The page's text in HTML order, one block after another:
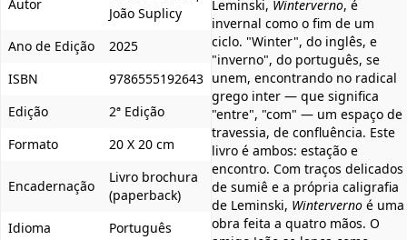
Autor
João Suplicy
Ano de Edição
2025
ISBN
9786555192643
Edição
2ª Edição
Formato
20 X 20 cm
Encadernação
Livro brochura
(paperback)
Idioma
Português
Leminski, Winterverno, é
invernal como o fim de um
ciclo. "Winter", do inglês, e
"inverno", do português, se
unem, encontrando no radical
grego inter — que significa
"entre", "com" — um espaço de
travessia, de confluência. Este
livro é ambos: estação e
encontro. Com traços delicados
de sumiê e a própria caligrafia
de Leminski, Winterverno é uma
obra feita a quatro mãos. O